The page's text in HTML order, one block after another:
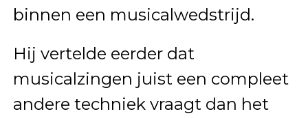
binnen een musicalwedstrijd.
Hij vertelde eerder dat
musicalzingen juist een compleet
andere techniek vraagt dan het